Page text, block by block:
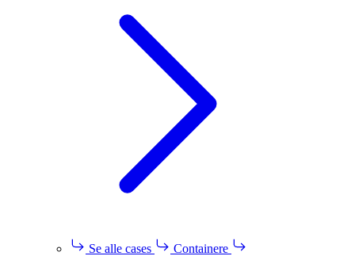
Se alle cases
Containere